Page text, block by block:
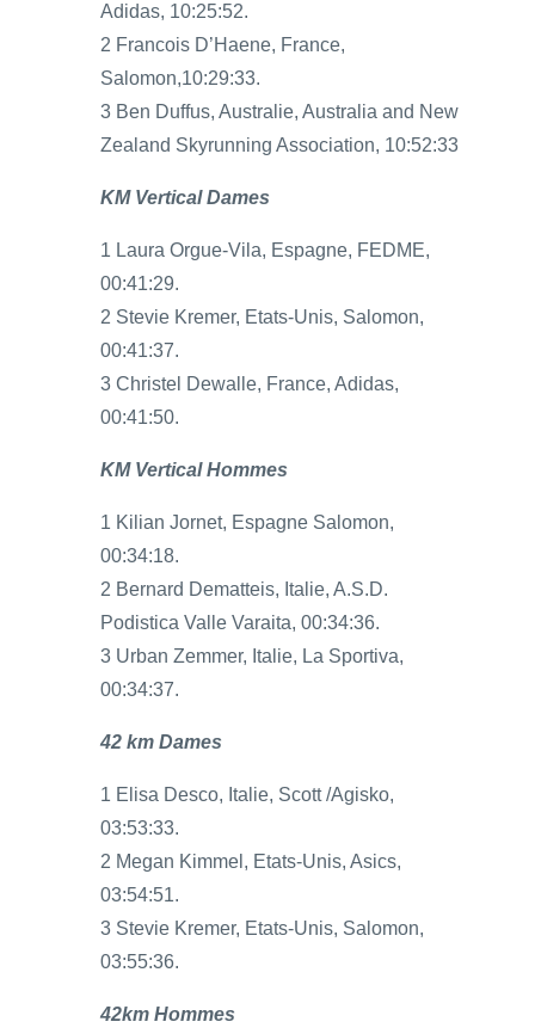
Adidas, 10:25:52.
2 Francois D’Haene, France,
Salomon,10:29:33.
3 Ben Duffus, Australie, Australia and New
Zealand Skyrunning Association, 10:52:33
KM Vertical Dames
1 Laura Orgue-Vila, Espagne, FEDME,
00:41:29.
2 Stevie Kremer, Etats-Unis, Salomon,
00:41:37.
3 Christel Dewalle, France, Adidas,
00:41:50.
KM Vertical Hommes
1 Kilian Jornet, Espagne Salomon,
00:34:18.
2 Bernard Dematteis, Italie, A.S.D.
Podistica Valle Varaita, 00:34:36.
3 Urban Zemmer, Italie, La Sportiva,
00:34:37.
42 km Dames
1 Elisa Desco, Italie, Scott /Agisko,
03:53:33.
2 Megan Kimmel, Etats-Unis, Asics,
03:54:51.
3 Stevie Kremer, Etats-Unis, Salomon,
03:55:36.
42km Hommes